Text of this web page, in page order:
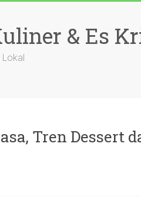
& Es
Lokal
Tren Dessert